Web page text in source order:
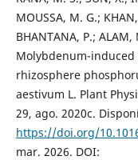
MOUSSA, M. G.;
BHANTANA, P.;
Molybdenum-
rhizosphere
aestivum L. Plant
29, ago. 2020c.
https://doi.org/
mar. 2026. DOI: